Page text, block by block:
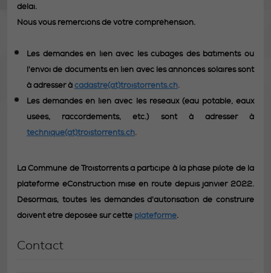
délai.
Nous vous remercions de votre compréhension.
Les demandes en lien avec les cubages des bâtiments ou
l'envoi de documents en lien avec les annonces solaires sont
à adresser àcadastre(at)troistorrents.ch.
Les demandes en lien avec les réseaux (eau potable, eaux
usées, raccordements, etc.) sont à adresser à
technique(at)troistorrents.ch.
La Commune de Troistorrents a participé à la phase pilote de la
plateforme eConstruction mise en route depuis janvier 2022.
Désormais, toutes les demandes d'autorisation de construire
doivent être déposée sur cette plateforme.
Contact